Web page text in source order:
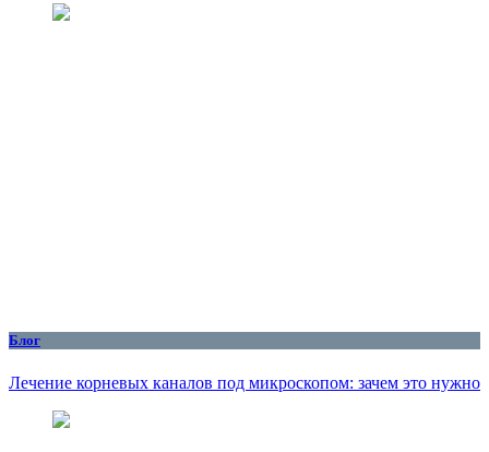
Блог
Лечение корневых каналов под микроскопом: зачем это нужно